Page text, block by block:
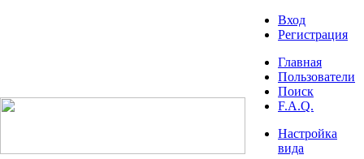
Вход
Регистрация
Главная
Пользователи
Поиск
F.A.Q.
Настройка
вида